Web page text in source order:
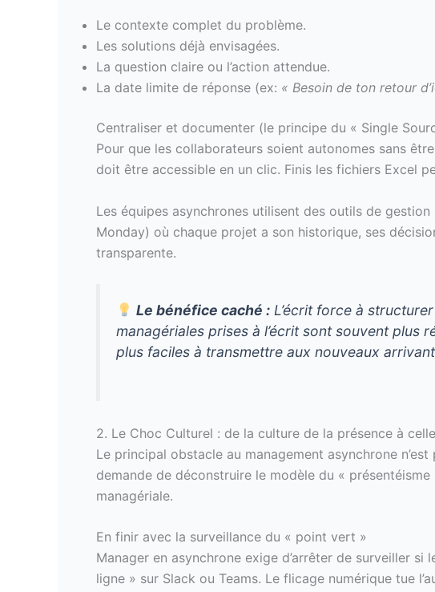
Le contexte complet du problème.
Les solutions déjà envisagées.
La question claire ou l’action attendue.
La date limite de réponse (ex: « Besoin de ton retour
Centraliser et documenter (le principe du « Single
Pour que les collaborateurs soient autonomes sans
doit être accessible en un clic. Finis les fichiers Excel
Les équipes asynchrones utilisent des outils de
Monday) où chaque projet a son historique, ses
transparente.
Le bénéfice caché : L’écrit force à
managériales prises à l’écrit sont souvent plus
plus faciles à transmettre aux nouveaux
2. Le Choc Culturel : de la culture de la présence à
Le principal obstacle au management asynchrone
demande de déconstruire le modèle du «
managériale.
En finir avec la surveillance du « point vert »
Manager en asynchrone exige d’arrêter de surveiller
ligne » sur Slack ou Teams. Le flicage numérique tue